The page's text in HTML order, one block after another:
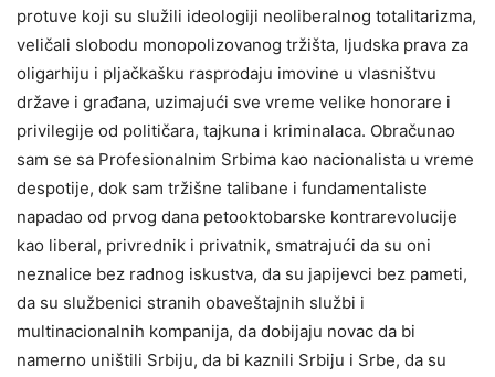
protuve koji su služili ideologiji neoliberalnog totalitarizma,
veličali slobodu monopolizovanog tržišta, ljudska prava za
oligarhiju i pljačkašku rasprodaju imovine u vlasništvu
države i građana, uzimajući sve vreme velike honorare i
privilegije od političara, tajkuna i kriminalaca. Obračunao
sam se sa Profesionalnim Srbima kao nacionalista u vreme
despotije, dok sam tržišne talibane i fundamentaliste
napadao od prvog dana petooktobarske kontrarevolucije
kao liberal, privrednik i privatnik, smatrajući da su oni
neznalice bez radnog iskustva, da su japijevci bez pameti,
da su službenici stranih obaveštajnih službi i
multinacionalnih kompanija, da dobijaju novac da bi
namerno uništili Srbiju, da bi kaznili Srbiju i Srbe, da su